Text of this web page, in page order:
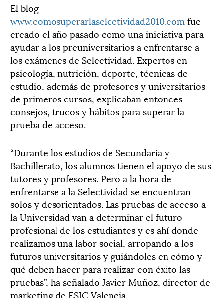
El blog
www.comosuperarlaselectividad2010.com fue
creado el año pasado como una iniciativa para
ayudar a los preuniversitarios a enfrentarse a
los exámenes de Selectividad. Expertos en
psicología, nutrición, deporte, técnicas de
estudio, además de profesores y universitarios
de primeros cursos, explicaban entonces
consejos, trucos y hábitos para superar la
prueba de acceso.
“Durante los estudios de Secundaria y
Bachillerato, los alumnos tienen el apoyo de sus
tutores y profesores. Pero a la hora de
enfrentarse a la Selectividad se encuentran
solos y desorientados. Las pruebas de acceso a
la Universidad van a determinar el futuro
profesional de los estudiantes y es ahí donde
realizamos una labor social, arropando a los
futuros universitarios y guiándoles en cómo y
qué deben hacer para realizar con éxito las
pruebas”, ha señalado Javier Muñoz, director de
marketing de ESIC Valencia.